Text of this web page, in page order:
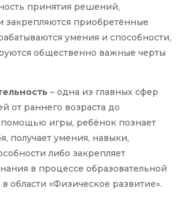
принятия решений,
закрепляются приобретённые
умения и способности,
общественно важные черты
– одна из главных сфер
от раннего возраста до
игры, ребёнок познает
получает умения, навыки,
либо закрепляет
в процессе образовательной
области «Физическое развитие».